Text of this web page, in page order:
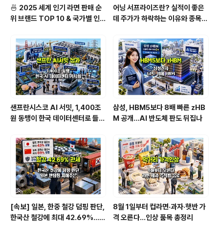
🍜 2025 세계 인기 라면 판매 순
위 브랜드 TOP 10 & 국가별 인기
어닝 서프라이즈란? 실적이 좋은
데 주가가 하락하는 이유와 종목
샌프란시스코 AI 서밋, 1,400조
원 동맹이 한국 데이터센터로 들어
삼성, HBM5보다 8배 빠른 zHB
M 공개…AI 반도체 판도 뒤집나
[속보] 일본, 한중 철강 덤핑 판단,
한국산 철강에 최대 42.69%…직
8월 1일부터 컵라면·과자·햇반 가
격 오른다…인상 품목 총정리